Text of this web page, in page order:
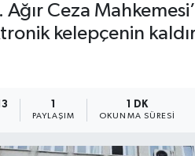
Ağır Ceza
kelepçenin
1
PAYLAŞIM
1 DK
OKUNMA SÜRESI